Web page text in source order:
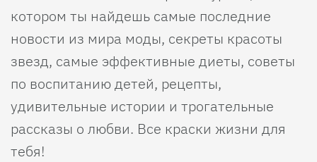
котором ты найдешь самые последние
новости из мира моды, секреты красоты
звезд, самые эффективные диеты, советы
по воспитанию детей, рецепты,
удивительные истории и трогательные
рассказы о любви. Все краски жизни для
тебя!